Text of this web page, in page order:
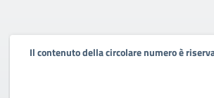
Il contenuto della circolare numero è